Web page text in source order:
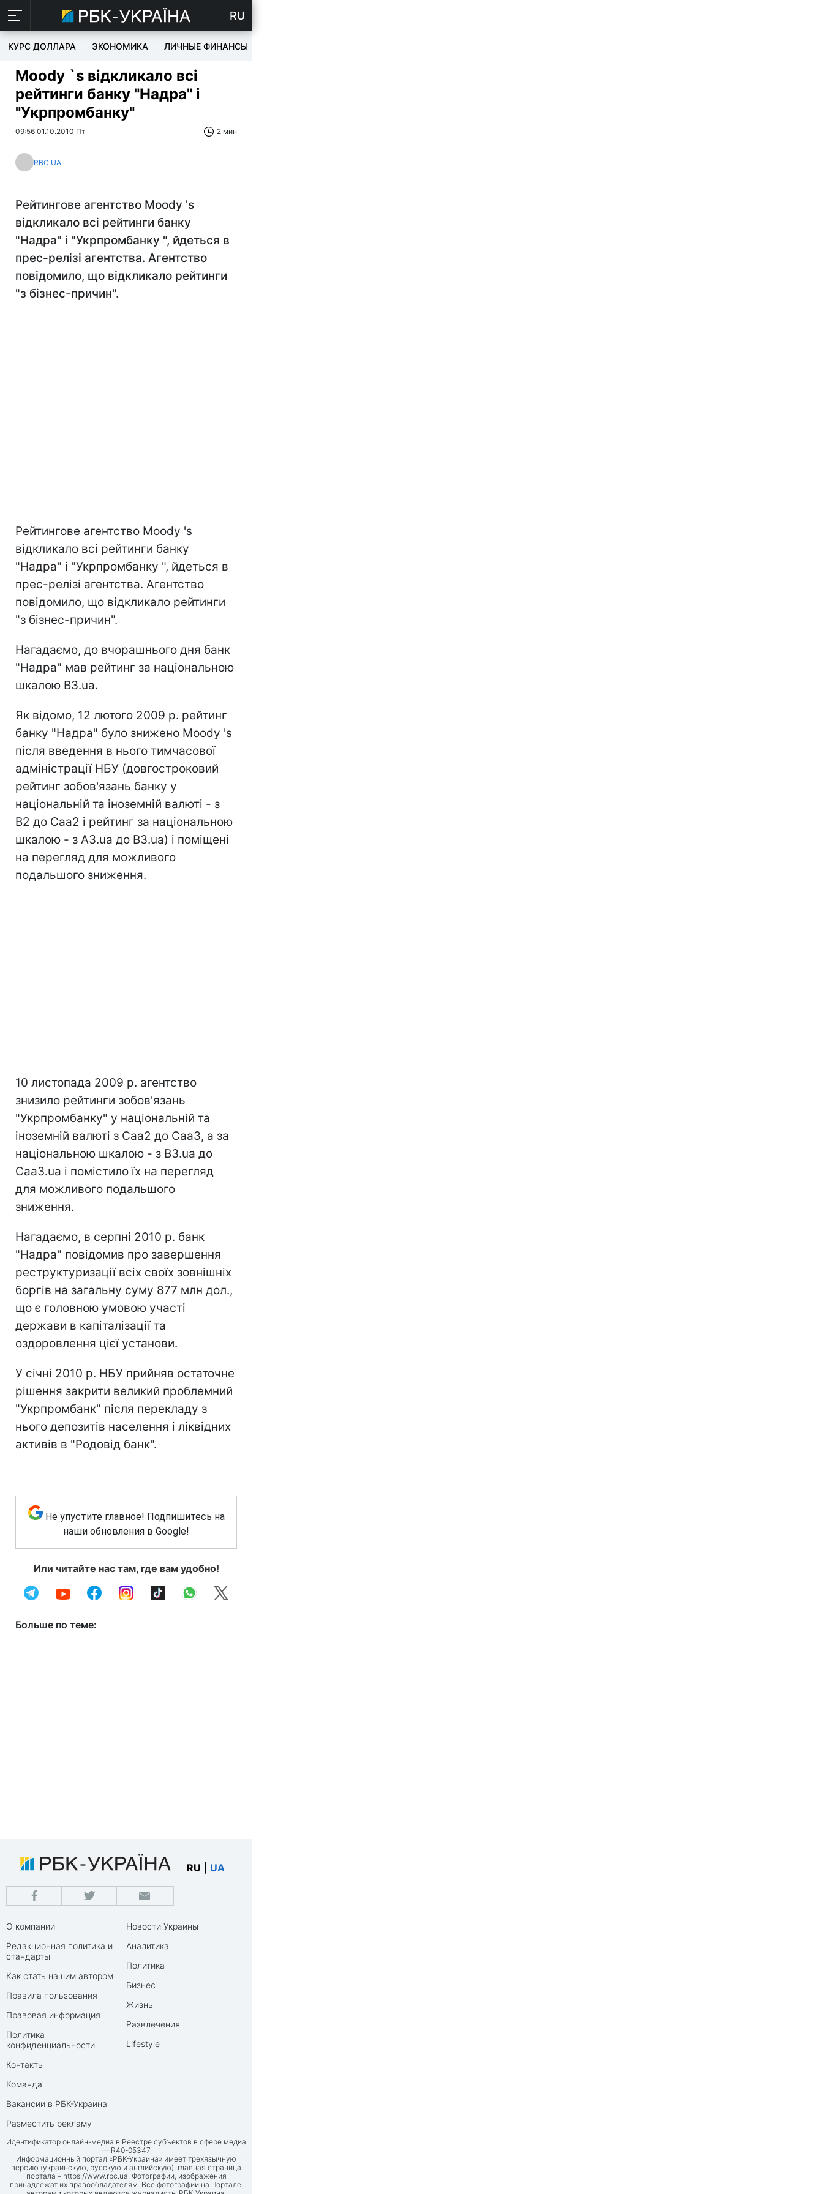
RU
КУРС ДОЛЛАРА ЭКОНОМИКА ЛИЧНЫЕ ФИНАНСЫ
Moody `s відкликало всі
рейтинги банку "Надра" і
"Укрпромбанку"
09:56 01.10.2010 Пт 2 мин
RBC.UA
Рейтингове агентство Moody 's
відкликало всі рейтинги банку
"Надра" і "Укрпромбанку ", йдеться в
прес-релізі агентства. Агентство
повідомило, що відкликало рейтинги
"з бізнес-причин".
Рейтингове агентство Moody 's
відкликало всі рейтинги банку
"Надра" і "Укрпромбанку ", йдеться в
прес-релізі агентства. Агентство
повідомило, що відкликало рейтинги
"з бізнес-причин".
Нагадаємо, до вчорашнього дня банк
"Надра" мав рейтинг за національною
шкалою B3.ua.
Як відомо, 12 лютого 2009 р. рейтинг
банку "Надра" було знижено Moody 's
після введення в нього тимчасової
адміністрації НБУ (довгостроковий
рейтинг зобов'язань банку у
національній та іноземній валюті - з
B2 до Caa2 і рейтинг за національною
шкалою - з A3.ua до B3.ua) і поміщені
на перегляд для можливого
подальшого зниження.
10 листопада 2009 р. агентство
знизило рейтинги зобов'язань
"Укрпромбанку" у національній та
іноземній валюті з Caa2 до Caa3, а за
національною шкалою - з B3.ua до
Caa3.ua і помістило їх на перегляд
для можливого подальшого
зниження.
Нагадаємо, в серпні 2010 р. банк
"Надра" повідомив про завершення
реструктуризації всіх своїх зовнішніх
боргів на загальну суму 877 млн дол.,
що є головною умовою участі
держави в капіталізації та
оздоровлення цієї установи.
У січні 2010 р. НБУ прийняв остаточне
рішення закрити великий проблемний
"Укрпромбанк" після перекладу з
нього депозитів населення і ліквідних
активів в "Родовід банк".
Не упустите главное! Подпишитесь на
наши обновления в Google!
Или читайте нас там, где вам удобно!
Больше по теме:
RU UA
О компании
Редакционная политика и
стандарты
Как стать нашим автором
Правила пользования
Правовая информация
Политика
конфиденциальности
Контакты
Команда
Вакансии в РБК-Украина
Разместить рекламу
Новости Украины
Аналитика
Политика
Бизнес
Жизнь
Развлечения
Lifestyle
Идентификатор онлайн-медиа в Реестре субъектов в сфере медиа
— R40-05347
Информационный портал «РБК-Украина» имеет трехязычную
версию (украинскую, русскую и английскую), главная страница
портала – https://www.rbc.ua. Фотографии, изображения
принадлежат их правообладателям. Все фотографии на Портале,